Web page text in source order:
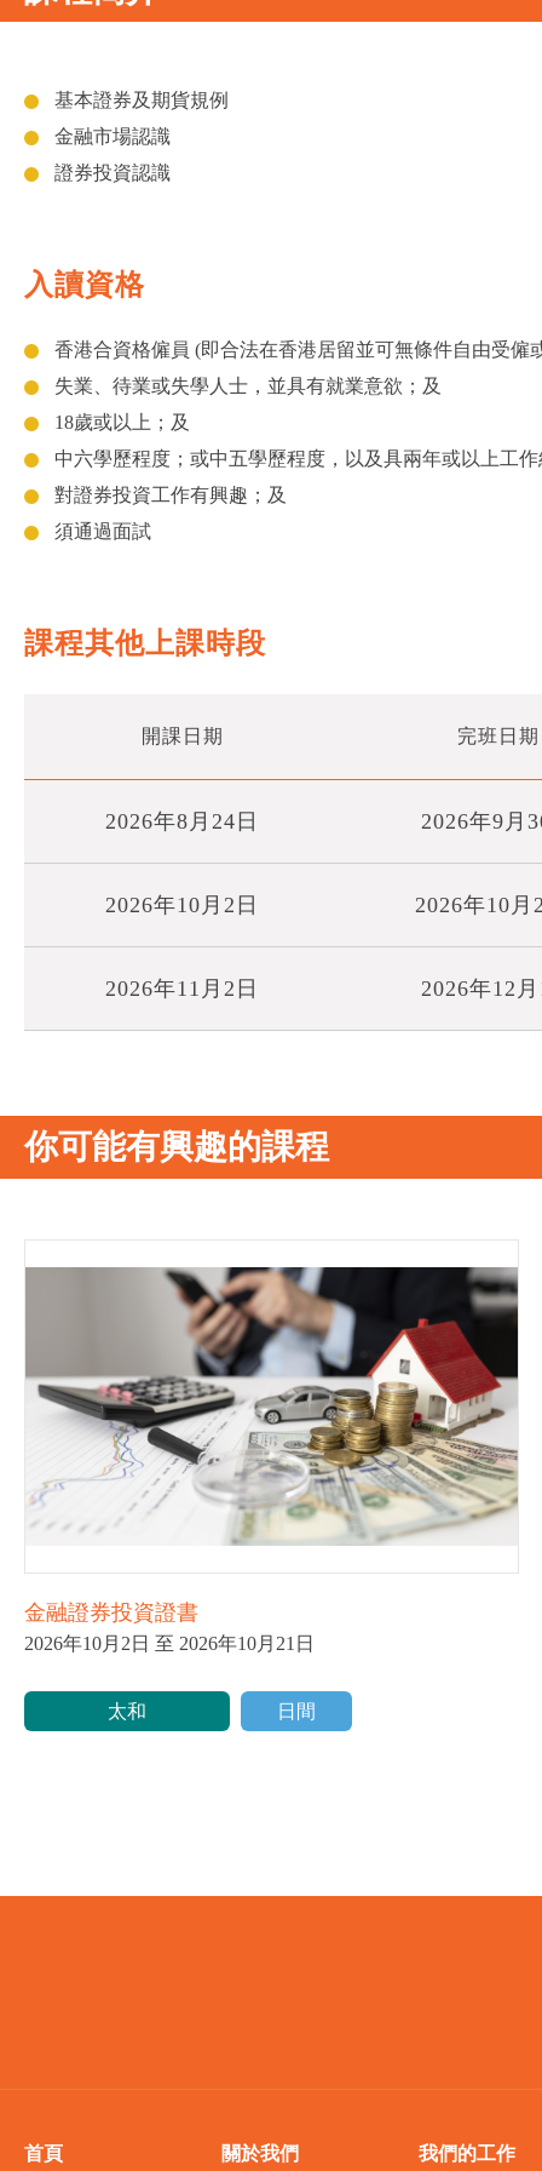
基本證券及期貨規例
金融市場認識
證券投資認識
入讀資格
香港合資格僱員 (即合法在香港居留並可無條件自由受
失業、待業或失學人士，並具有就業意欲；及
18歲或以上；及
中六學歷程度；或中五學歷程度，以及具兩年或以上工
對證券投資工作有興趣；及
須通過面試
課程其他上課時段
開課日期 完班日期
2026年8月24日 2026年9月
2026年10月2日 2026年10月
2026年11月2日 2026年12
你可能有興趣的課程
金融證券投資證書
2026年10月2日 至 2026年10月21日
太和 日間
首頁 關於我們 我們的工作